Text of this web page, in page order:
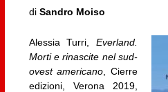
di Sandro Moiso
Alessia Turri,Everland.
Morti e rinascite nel sud-
ovest americano , Cierre
edizioni, Verona 2019,